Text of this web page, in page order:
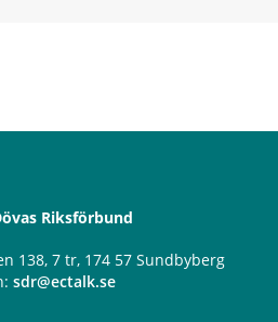
Riksförbund
138, 7 tr, 174 57 Sundbyberg
sdr@ectalk.se